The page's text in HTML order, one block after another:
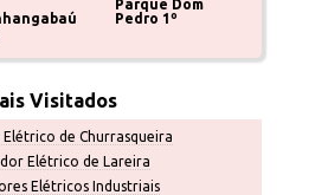
Parque Dom
Pedro 1º
Visitados
de Churrasqueira
Elétrico de Lareira
Elétricos Industriais